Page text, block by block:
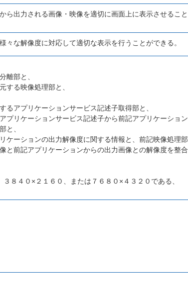
ら出力される画像・映像を適切に画面上に表示させること
な解像度に対応して適切な表示を行うことができる。
離部と、
する映像処理部と、
アプリケーションサービス記述子取得部と、
プリケーションサービス記述子から前記アプリケーション
と、
ケーションの出力解像度に関する情報と、前記映像処理部
と前記アプリケーションからの出力画像との解像度を整合
８４０×２１６０、または７６８０×４３２０である、